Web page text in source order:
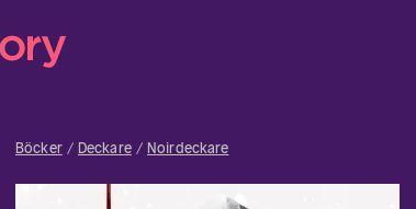
Böcker Deckare Noirdeckare